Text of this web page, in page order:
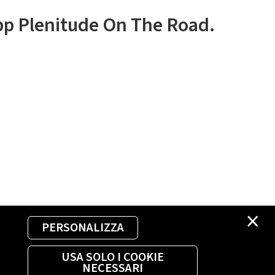
×
PERSONALIZZA
USA SOLO I COOKIE
NECESSARI
Plenitude On The Road.